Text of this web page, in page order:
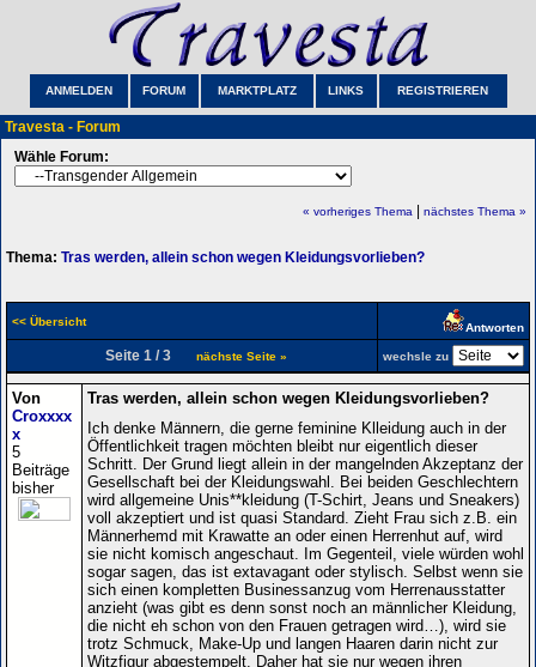
ANMELDEN FORUM MARKTPLATZ LINKS REGISTRIEREN
Travesta - Forum
Wähle Forum:
« vorheriges Thema nächstes Thema »
Thema: Tras werden, allein schon wegen Kleidungsvorlieben?
<< Übersicht Antworten
Seite 1 / 3 nächste Seite » wechsle zu
Von
Croxxxx
x
5
Beiträge
bisher
Tras werden, allein schon wegen Kleidungsvorlieben?
Ich denke Männern, die gerne feminine Klleidung auch in der
Öffentlichkeit tragen möchten bleibt nur eigentlich dieser
Schritt. Der Grund liegt allein in der mangelnden Akzeptanz der
Gesellschaft bei der Kleidungswahl. Bei beiden Geschlechtern
wird allgemeine Unis**kleidung (T-Schirt, Jeans und Sneakers)
voll akzeptiert und ist quasi Standard. Zieht Frau sich z.B. ein
Männerhemd mit Krawatte an oder einen Herrenhut auf, wird
sie nicht komisch angeschaut. Im Gegenteil, viele würden wohl
sogar sagen, das ist extavagant oder stylisch. Selbst wenn sie
sich einen kompletten Businessanzug vom Herrenausstatter
anzieht (was gibt es denn sonst noch an männlicher Kleidung,
die nicht eh schon von den Frauen getragen wird…), wird sie
trotz Schmuck, Make-Up und langen Haaren darin nicht zur
Witzfigur abgestempelt. Daher hat sie nur wegen ihren